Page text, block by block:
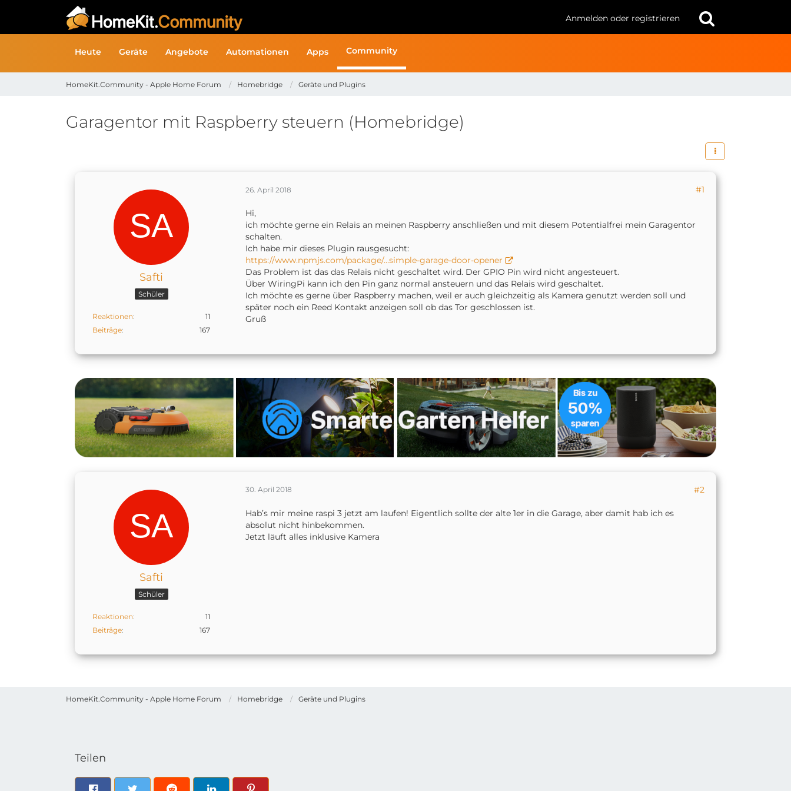
Anmelden oder registrieren
Heute Geräte Angebote Automationen Apps Community
HomeKit.Community - Apple Home Forum Homebridge Geräte und Plugins
HomeKit.Community - Apple Home Forum Homebridge Geräte und Plugins
Garagentor mit Raspberry steuern (Homebridge)
Safti
Schüler
Reaktionen
11
Beiträge
167
26. April 2018 #1
Hi,
ich möchte gerne ein Relais an meinen Raspberry anschließen und mit diesem Potentialfrei mein Garagentor
schalten.
Ich habe mir dieses Plugin rausgesucht:
https://www.npmjs.com/package/…simple-garage-door-opener
Das Problem ist das das Relais nicht geschaltet wird. Der GPIO Pin wird nicht angesteuert.
Über WiringPi kann ich den Pin ganz normal ansteuern und das Relais wird geschaltet.
Ich möchte es gerne über Raspberry machen, weil er auch gleichzeitig als Kamera genutzt werden soll und
später noch ein Reed Kontakt anzeigen soll ob das Tor geschlossen ist.
Gruß
Safti
Schüler
Reaktionen
11
Beiträge
167
30. April 2018 #2
Hab’s mir meine raspi 3 jetzt am laufen! Eigentlich sollte der alte 1er in die Garage, aber damit hab ich es
absolut nicht hinbekommen.
Jetzt läuft alles inklusive Kamera
Teilen